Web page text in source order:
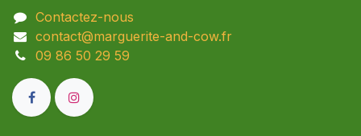
Contactez-nous
contact@marguerite-and-cow.fr
09 86 50 29 59​